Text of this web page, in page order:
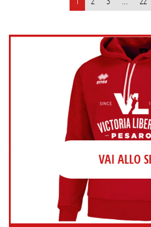
articoli
VAI ALLO